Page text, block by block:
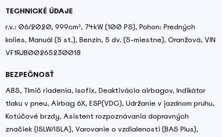
TECHNICKÉ ÚDAJE
r.v.: 06/2020, 999cm³, 74kW (100 PS), Pohon: Predných
kolies, Manuál (5 st.), Benzín, 5 dv. (5-miestne), Oranžová, VIN
VF1RJB00265230018
BEZPEČNOSŤ
ABS, Tlmič riadenia, Isofix, Deaktivácia airbagov, Indikátor
tlaku v pneu, Airbag 6X, ESP(VDC), Udržanie v jazdnom pruhu,
Kotúčové brzdy, Asistent rozpoznávania dopravných
značiek (ISLW/ISLA), Varovanie o vzdialenosti (BAS Plus),